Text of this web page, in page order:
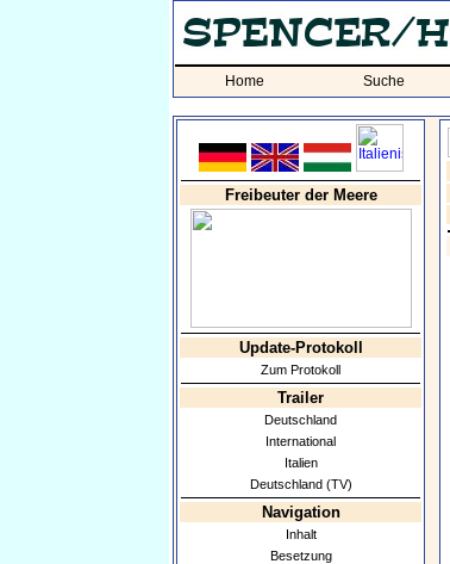
Home Suche
Freibeuter der Meere
Update-Protokoll
Zum Protokoll
Trailer
Deutschland
International
Italien
Deutschland (TV)
Navigation
Inhalt
Besetzung